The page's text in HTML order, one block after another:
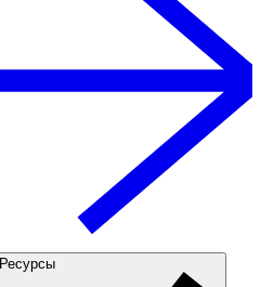
Ресурсы